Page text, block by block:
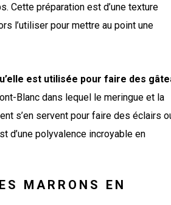
Cette préparation est d’une texture
l’utiliser pour mettre au point une
est utilisée pour faire des
Blanc dans lequel le meringue et la
s’en servent pour faire des éclairs
d’une polyvalence incroyable en
MARRONS EN